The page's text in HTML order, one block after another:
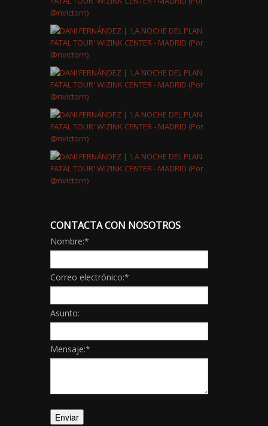
CONTACTA CON NOSOTROS
Nombre:*
Correo electrónico:*
Asunto:
Mensaje:*